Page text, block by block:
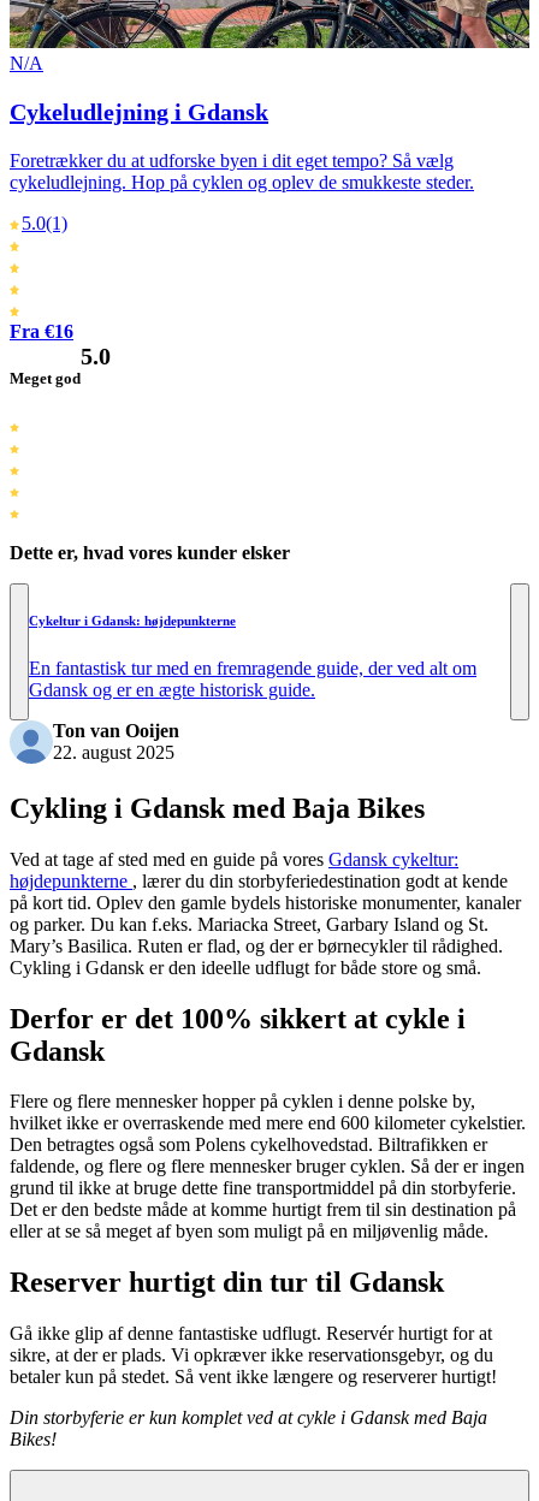
N/A
Cykeludlejning i Gdansk
Foretrækker du at udforske byen i dit eget tempo? Så vælg
cykeludlejning. Hop på cyklen og oplev de smukkeste steder.
5.0(1)
Fra €16
Meget god
5.0
Dette er, hvad vores kunder elsker
Cykeltur i Gdansk: højdepunkterne
En fantastisk tur med en fremragende guide, der ved alt om
Gdansk og er en ægte historisk guide.
Ton van Ooijen
22. august 2025
Cykling i Gdansk med Baja Bikes
Ved at tage af sted med en guide på vores Gdansk cykeltur:
højdepunkterne , lærer du din storbyferiedestination godt at kende
på kort tid. Oplev den gamle bydels historiske monumenter, kanaler
og parker. Du kan f.eks. Mariacka Street, Garbary Island og St.
Mary’s Basilica. Ruten er flad, og der er børnecykler til rådighed.
Cykling i Gdansk er den ideelle udflugt for både store og små.
Derfor er det 100% sikkert at cykle i
Gdansk
Flere og flere mennesker hopper på cyklen i denne polske by,
hvilket ikke er overraskende med mere end 600 kilometer cykelstier.
Den betragtes også som Polens cykelhovedstad. Biltrafikken er
faldende, og flere og flere mennesker bruger cyklen. Så der er ingen
grund til ikke at bruge dette fine transportmiddel på din storbyferie.
Det er den bedste måde at komme hurtigt frem til sin destination på
eller at se så meget af byen som muligt på en miljøvenlig måde.
Reserver hurtigt din tur til Gdansk
Gå ikke glip af denne fantastiske udflugt. Reservér hurtigt for at
sikre, at der er plads. Vi opkræver ikke reservationsgebyr, og du
betaler kun på stedet. Så vent ikke længere og reserverer hurtigt!
Din storbyferie er kun komplet ved at cykle i Gdansk med Baja
Bikes!